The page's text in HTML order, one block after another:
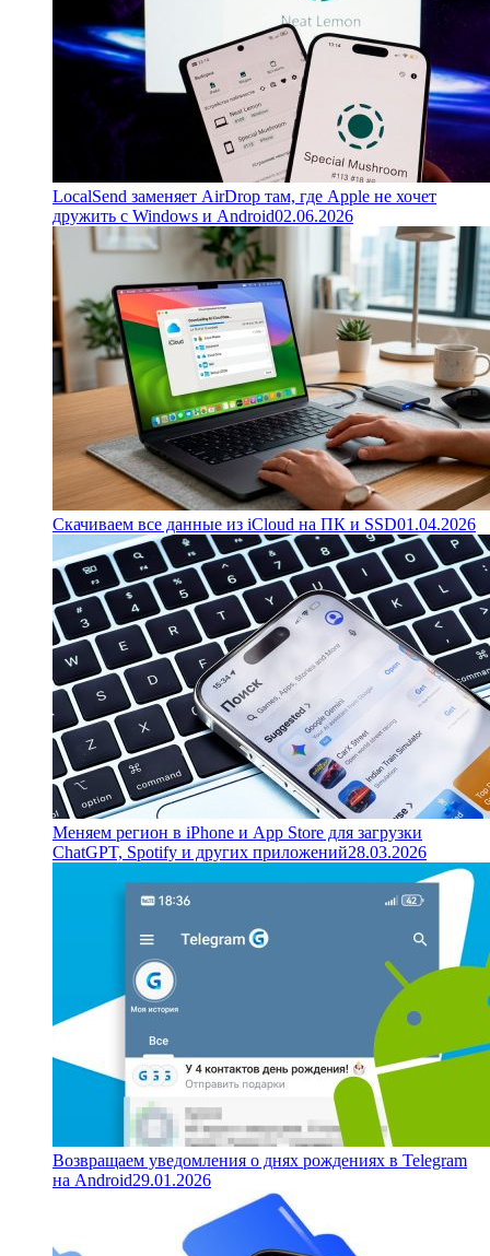
LocalSend заменяет AirDrop там, где Apple не хочет
дружить с Windows и Android02.06.2026
Скачиваем все данные из iCloud на ПК и SSD01.04.2026
Меняем регион в iPhone и App Store для загрузки
ChatGPT, Spotify и других приложений28.03.2026
Возвращаем уведомления о днях рождениях в Telegram
на Android29.01.2026